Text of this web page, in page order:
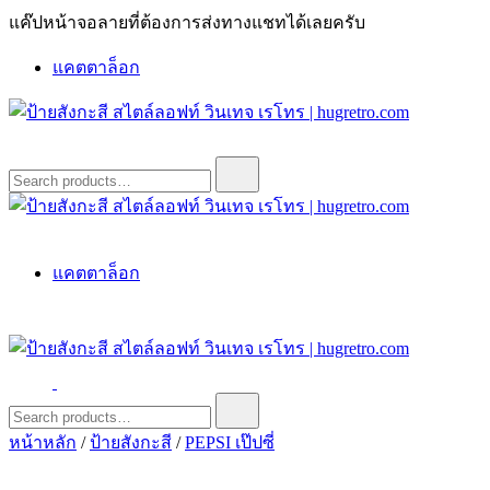
Skip
แค๊ปหน้าจอลายที่ต้องการส่งทางแชทได้เลยครับ
แคตตาล็อก
ป้ายสังกะสี สไตล์ลอฟท์ วินเทจ เรโทร | hugretro.com
ป้ายวินเทจ แต่งบ้าน ร้านกาแฟ ผับ โรงแรม ป้ายโค้ก เป็ปซี่เวสป้า
ฮาร์เล่ย์โฆษณาเก่าโบราณ มีราคาแบบสวยๆเพียบหรือสั่งทำโทร
O8664277II
for:
ฮาร์เล่ย์โฆษณาเก่าโบราณ มีราคาแบบสวยๆเพียบหรือสั่งทำโทร
แคตตาล็อก
ป้ายสังกะสี สไตล์ลอฟท์ วินเทจ เรโทร | hugretro.com
ป้ายวินเทจ แต่งบ้าน ร้านกาแฟ ผับ โรงแรม ป้ายโค้ก เป็ปซี่เวสป้า
ฮาร์เล่ย์โฆษณาเก่าโบราณ มีราคาแบบสวยๆเพียบหรือสั่งทำโทร
O8664277II
for:
หน้าหลัก /ป้ายสังกะสี /PEPSI เป๊ปซี่